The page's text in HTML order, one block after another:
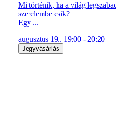
Mi történik, ha a világ
szerelembe esik?
Egy ...
augusztus 19., 19:00 - 20:20
Jegyvásárlás